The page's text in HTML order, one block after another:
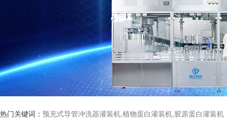
热门关键词： 预充式导管冲洗器灌装机,植物蛋白灌装机,胶原蛋白灌装机